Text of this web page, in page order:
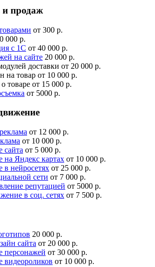
и продаж
от 300 р.
000 р.
с 1С от 40 000 р.
на сайте 20 000 р.
доставки от 20 000 р.
на товар от 10 000 р.
товаре от 15 000 р.
от 5000 р.
от 12 000 р.
от 10 000 р.
сайта от 5 000 р.
Яндекс картах от 10 000 р.
нейросетях от 25 000 р.
сети от 7 000 р.
репутацией от 5000 р.
в соц. сетях от 7 500 р.
20 000 р.
сайта от 20 000 р.
персонажей от 30 000 р.
видеороликов от 10 000 р.